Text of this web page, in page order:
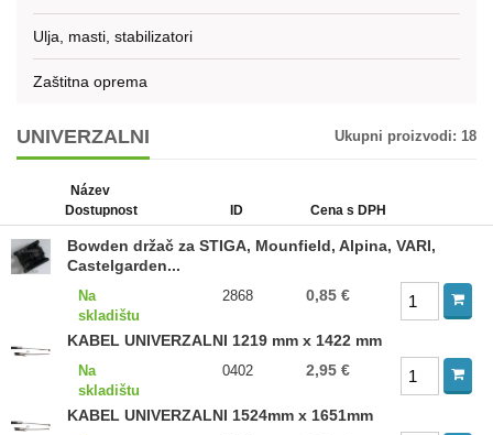
Ulja, masti, stabilizatori
Zaštitna oprema
UNIVERZALNI Ukupni proizvodi: 18
Název
Dostupnost
ID Cena s DPH
Bowden držač za STIGA, Mounfield, Alpina, VARI,
Castelgarden...
Na
skladištu
2868 0,85 €
KABEL UNIVERZALNI 1219 mm x 1422 mm
Na
skladištu
0402 2,95 €
KABEL UNIVERZALNI 1524mm x 1651mm